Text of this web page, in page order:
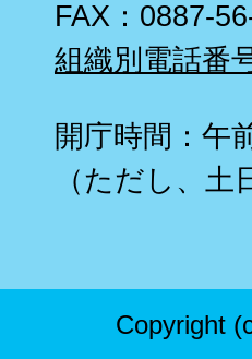
FAX：0887-
組織別電話番
開庁時間：午
（ただし、
Copyright